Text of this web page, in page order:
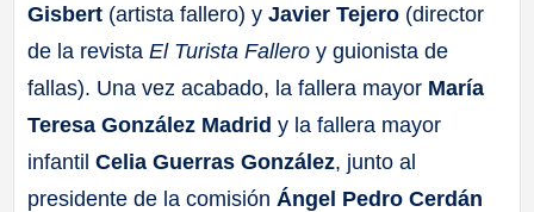
Gisbert (artista fallero) yJavier Tejero (director
de la revistaEl Turista Fallero y guionista de
fallas). Una vez acabado, la fallera mayor María
Teresa González Madrid y la fallera mayor
infantilCelia Guerras González, junto al
presidente de la comisión Ángel Pedro Cerdán